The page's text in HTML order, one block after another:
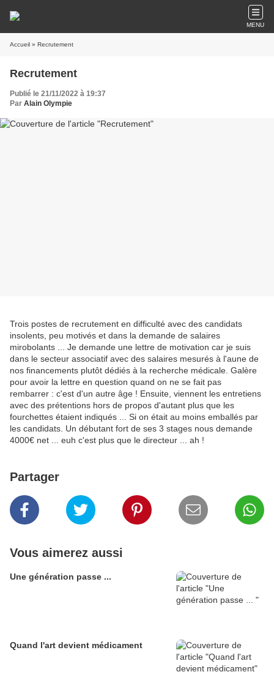
MENU
Accueil » Recrutement
Recrutement
Publié le 21/11/2022 à 19:37
Par Alain Olympie
Trois postes de recrutement en difficulté avec des candidats
insolents, peu motivés et dans la demande de salaires
mirobolants ... Je demande une lettre de motivation car je suis
dans le secteur associatif avec des salaires mesurés à l'aune de
nos financements plutôt dédiés à la recherche médicale. Galère
pour avoir la lettre en question quand on ne se fait pas
rembarrer : c'est d'un autre âge ! Ensuite, viennent les entretiens
avec des prétentions hors de propos d'autant plus que les
fourchettes étaient indiqués ... Si on était au moins emballés par
les candidats. Un débutant fort de ses 3 stages nous demande
4000€ net ... euh c'est plus que le directeur ... ah !
Partager
Vous aimerez aussi
Une génération passe ...
Quand l'art devient médicament